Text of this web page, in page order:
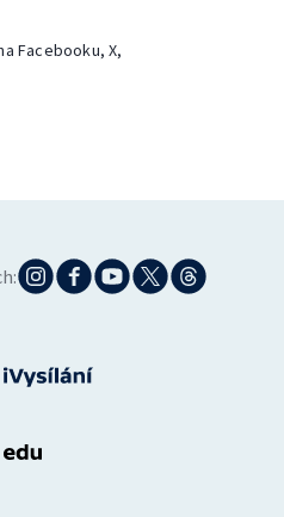
Facebooku, X,